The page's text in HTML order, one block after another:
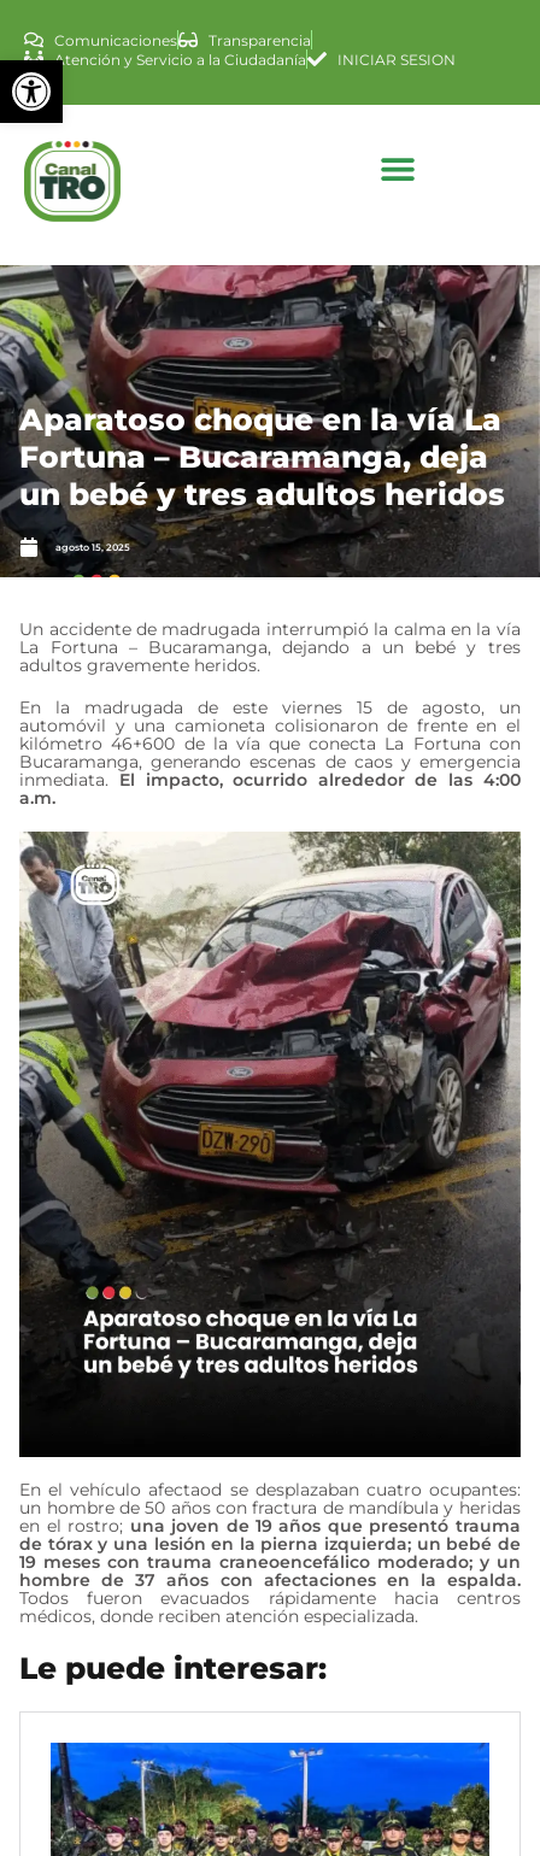
Abrir barra de
Comunicaciones
Transparencia
Atención y Servicio a la Ciudadanía
INICIAR SESION
Aparatoso choque en la vía La
Fortuna – Bucaramanga, deja
un bebé y tres adultos heridos
agosto 15, 2025
Un accidente de madrugada interrumpió la calma en la vía
La Fortuna – Bucaramanga, dejando a un bebé y tres
adultos gravemente heridos.
En la madrugada de este viernes 15 de agosto, un
automóvil y una camioneta colisionaron de frente en el
kilómetro 46+600 de la vía que conecta La Fortuna con
Bucaramanga, generando escenas de caos y emergencia
inmediata. El impacto, ocurrido alrededor de las 4:00
a.m.
En el vehículo afectaod se desplazaban cuatro ocupantes:
un hombre de 50 años con fractura de mandíbula y heridas
en el rostro; una joven de 19 años que presentó trauma
de tórax y una lesión en la pierna izquierda; un bebé de
19 meses con trauma craneoencefálico moderado; y un
hombre de 37 años con afectaciones en la espalda.
Todos fueron evacuados rápidamente hacia centros
médicos, donde reciben atención especializada.
Le puede interesar: